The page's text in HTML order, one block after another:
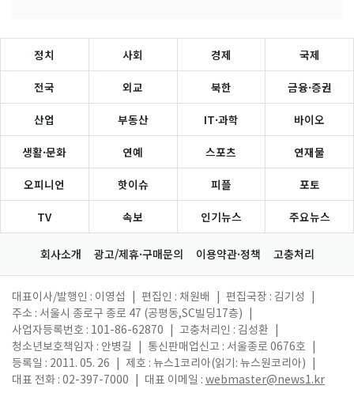
정치 사회 경제 국제
전국 외교 북한 금융·증권
산업 부동산 IT·과학 바이오
생활·문화 연예 스포츠 연재물
오피니언 핫이슈 피플 포토
TV 속보 인기뉴스 주요뉴스
회사소개 광고/제휴·구매문의 이용약관·정책 고충처리
대표이사/발행인 : 이영섭 편집인 : 채원배 편집국장 : 김기성
주소 : 서울시 종로구 종로 47 (공평동,SC빌딩17층)
사업자등록번호 : 101-86-62870
고충처리인 : 김성환
청소년보호책임자 : 안병길
통신판매업신고 : 서울종로 0676호
등록일 : 2011. 05. 26
제호 : 뉴스1코리아(읽기: 뉴스원코리아)
대표 전화 : 02-397-7000
대표 이메일 : webmaster@news1.kr